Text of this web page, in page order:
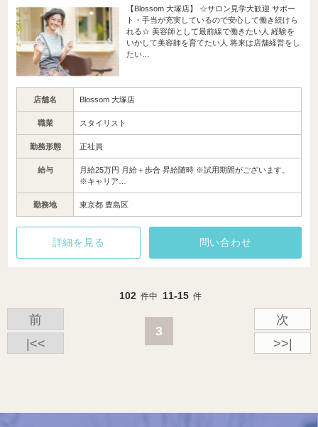
【Blossom 大塚店】 ☆サロン見学大歓迎 サポー
ト・手当が充実しているので安心して働き続けら
れる☆ 美容師として最前線で働きたい人 経験を
いかして美容師を育てたい人 将来は店舗経営をし
たい…
店舗名 Blossom 大塚店
職業 スタイリスト
勤務形態 正社員
給与
月給25万円 月給＋歩合 昇給随時 ※試用期間がございます。
※キャリア…
勤務地 東京都 豊島区
詳細を見る 問い合わせ
102 件中 11-15 件
|<<
前
3
次
>>|